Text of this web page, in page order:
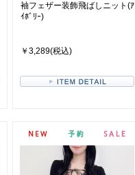
袖フェザー装飾飛ばしニット(ｱ
ｲﾎﾞﾘｰ)
￥3,289(税込)